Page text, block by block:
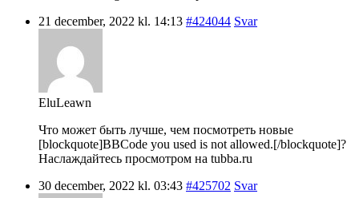
21 december, 2022 kl. 14:13 #424044 Svar
EluLeawn
Что может быть лучше, чем посмотреть новые
[blockquote]BBCode you used is not allowed.[/blockquote]?
Наслаждайтесь просмотром на tubba.ru
30 december, 2022 kl. 03:43 #425702 Svar